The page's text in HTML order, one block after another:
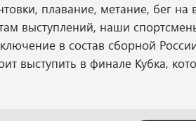
плавание, метание, бег на
выступлений, наши
в состав сборной
выступить в финале Кубка,